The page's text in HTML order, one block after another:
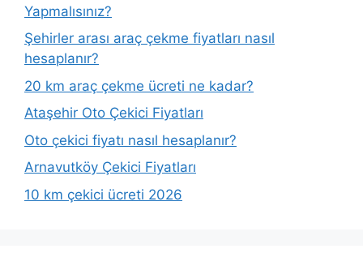
Yapmalısınız?
Şehirler arası araç çekme fiyatları nasıl
hesaplanır?
20 km araç çekme ücreti ne kadar?
Ataşehir Oto Çekici Fiyatları
Oto çekici fiyatı nasıl hesaplanır?
Arnavutköy Çekici Fiyatları
10 km çekici ücreti 2026